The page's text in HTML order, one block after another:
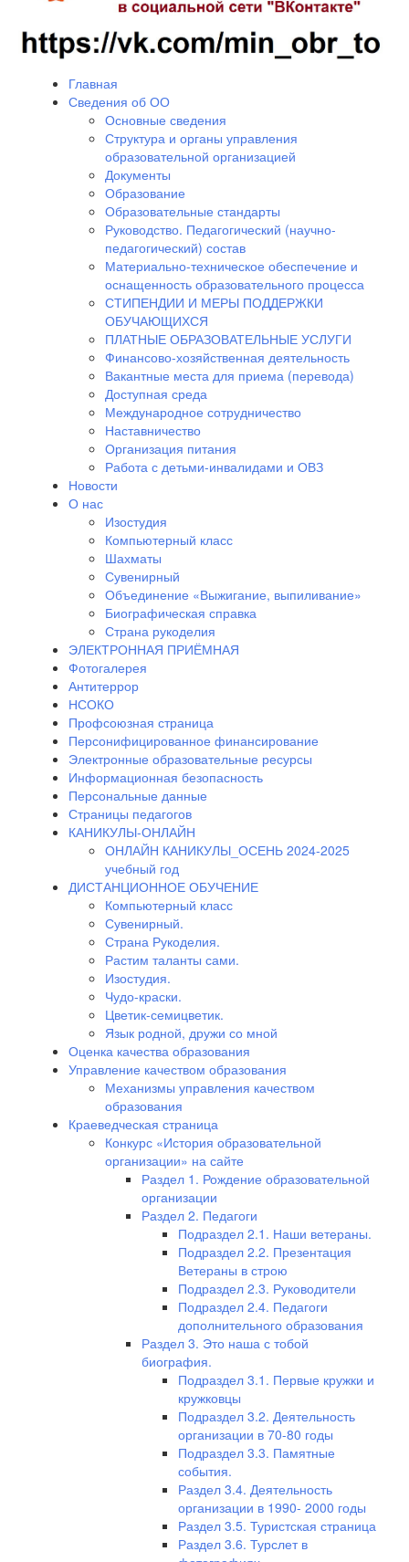
Главная
Сведения об ОО
Основные сведения
Структура и органы управления
образовательной организацией
Документы
Образование
Образовательные стандарты
Руководство. Педагогический (научно-
педагогический) состав
Материально-техническое обеспечение и
оснащенность образовательного процесса
СТИПЕНДИИ И МЕРЫ ПОДДЕРЖКИ
ОБУЧАЮЩИХСЯ
ПЛАТНЫЕ ОБРАЗОВАТЕЛЬНЫЕ УСЛУГИ
Финансово-хозяйственная деятельность
Вакантные места для приема (перевода)
Доступная среда
Международное сотрудничество
Наставничество
Организация питания
Работа с детьми-инвалидами и ОВЗ
Новости
О нас
Изостудия
Компьютерный класс
Шахматы
Сувенирный
Объединение «Выжигание, выпиливание»
Биографическая справка
Страна рукоделия
ЭЛЕКТРОННАЯ ПРИЁМНАЯ
Фотогалерея
Антитеррор
НСОКО
Профсоюзная страница
Персонифицированное финансирование
Электронные образовательные ресурсы
Информационная безопасность
Персональные данные
Страницы педагогов
КАНИКУЛЫ-ОНЛАЙН
ОНЛАЙН КАНИКУЛЫ_ОСЕНЬ 2024-2025
учебный год
ДИСТАНЦИОННОЕ ОБУЧЕНИЕ
Компьютерный класс
Сувенирный.
Страна Рукоделия.
Растим таланты сами.
Изостудия.
Чудо-краски.
Цветик-семицветик.
Язык родной, дружи со мной
Оценка качества образования
Управление качеством образования
Механизмы управления качеством
образования
Краеведческая страница
Конкурс «История образовательной
организации» на сайте
Раздел 1. Рождение образовательной
организации
Раздел 2. Педагоги
Подраздел 2.1. Наши ветераны.
Подраздел 2.2. Презентация
Ветераны в строю
Подраздел 2.3. Руководители
Подраздел 2.4. Педагоги
дополнительного образования
Раздел 3. Это наша с тобой
биография.
Подраздел 3.1. Первые кружки и
кружковцы
Подраздел 3.2. Деятельность
организации в 70-80 годы
Подраздел 3.3. Памятные
события.
Раздел 3.4. Деятельность
организации в 1990- 2000 годы
Раздел 3.5. Туристская страница
Раздел 3.6. Турслет в